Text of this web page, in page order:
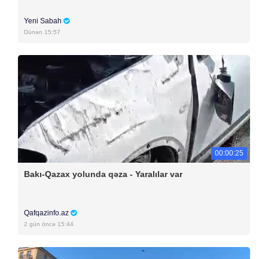
Yeni Sabah
Dünən 15:57
00:00:25
Bakı-Qazax yolunda qəza - Yaralılar var
Qafqazinfo.az
2 gün öncə 15:44